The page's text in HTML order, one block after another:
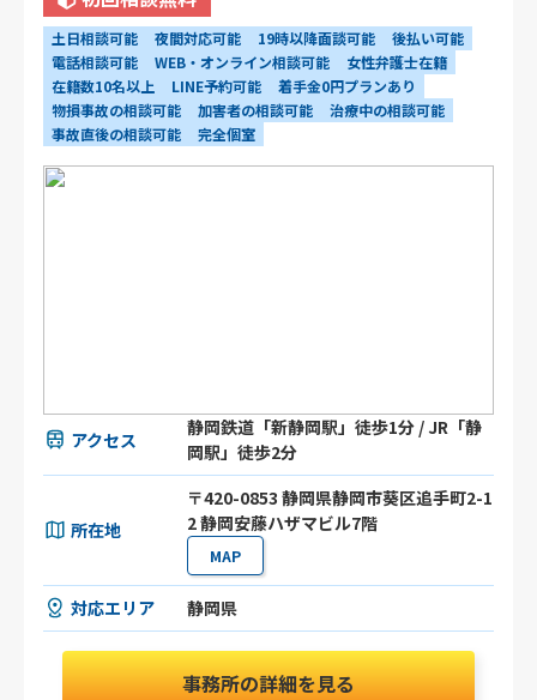
土日相談可能 夜間対応可能 19時以降面談可能
後払い可能
電話相談可能
WEB・オンライン相談可能
女性弁護士在籍
在籍数10名以上
LINE予約可能
着手金0円プランあり
物損事故の相談可能
加害者の相談可能
治療中の相談可能
事故直後の相談可能
完全個室
アクセス
静岡鉄道「新静岡駅」徒歩1分 / JR「静
岡駅」徒歩2分
所在地
〒420-0853 静岡県静岡市葵区追手町2-1
2 静岡安藤ハザマビル7階
MAP
対応エリア 静岡県
事務所の詳細を見る